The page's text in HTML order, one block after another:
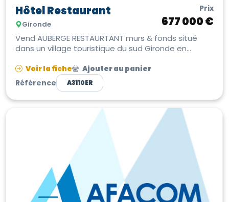
Hôtel Restaurant
Gironde
Prix
677 000 €
Vend AUBERGE RESTAURTANT murs & fonds situé
dans un village touristique du sud Gironde en
Voir la fiche Ajouter au panier
Référence A3110ER